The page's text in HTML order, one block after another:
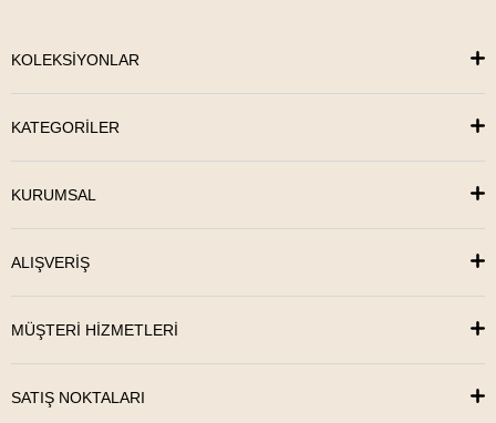
KOLEKSİYONLAR
KATEGORİLER
KURUMSAL
ALIŞVERİŞ
MÜŞTERİ HİZMETLERİ
SATIŞ NOKTALARI